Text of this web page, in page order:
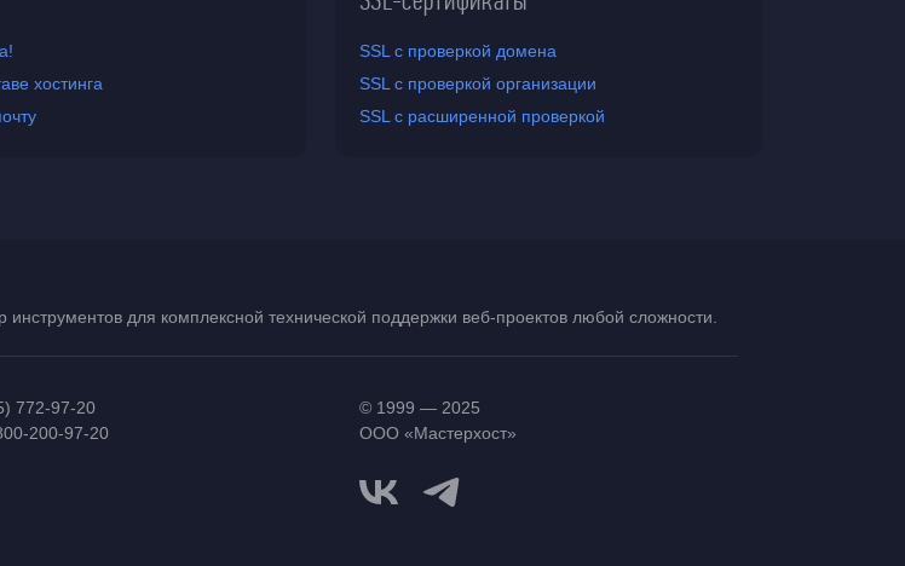
хостинга
SSL с проверкой домена
SSL с проверкой организации
SSL с расширенной проверкой
для комплексной технической поддержки веб-проектов любой сложности.
772-97-20
200-97-20
© 1999 — 2025
ООО «Мастерхост»